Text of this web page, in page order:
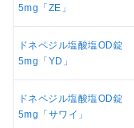
5mg「ZE」
ドネペジル塩酸塩OD錠
5mg「YD」
ドネペジル塩酸塩OD錠
5mg「サワイ」